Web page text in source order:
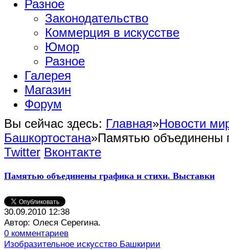
Разное
Законодательство
Коммерция в искусстве
Юмор
Разное
Галерея
Магазин
Форум
Вы сейчас здесь: Главная»Новости
Башкортостана»Памятью объединены
Twitter Вконтакте
Памятью объединены графика и стихи. Выставки
30.09.2010 12:38
Автор: Олеся Серегина.
0 комментариев
Изобразительное искусство Башкирии